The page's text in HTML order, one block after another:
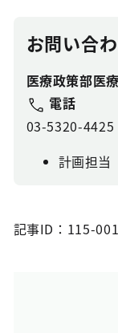
お問い合
医療政策部医
電話
03-5320-4425
計画担当
記事ID：115-